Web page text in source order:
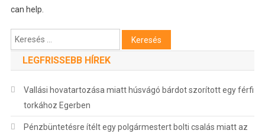
can help.
Keresés:
LEGFRISSEBB HÍREK
Vallási hovatartozása miatt húsvágó bárdot szorított egy férfi
torkához Egerben
Pénzbüntetésre ítélt egy polgármestert bolti csalás miatt az